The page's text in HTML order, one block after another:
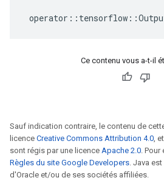
operator :: tensorflow ::
Ce contenu vous a-t-il
Sauf indication contraire, le contenu de
licence Creative Commons Attribution 4.0,
sont régis par une licence Apache 2.0. Pour
Règles du site Google Developers. Java
d'Oracle et/ou de ses sociétés affiliées.